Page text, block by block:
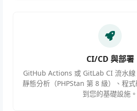
CI/CD 與部署
GitHub Actions 或 GitLab CI 流水線
靜態分析（PHPStan 第 8 級）、程
到您的基礎設施。